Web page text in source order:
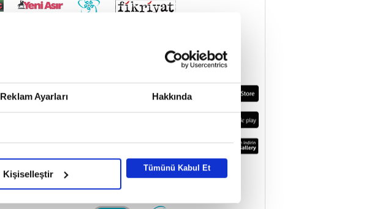
Reklam Ayarları Hakkında
Kişiselleştir
Tümünü Kabul Et